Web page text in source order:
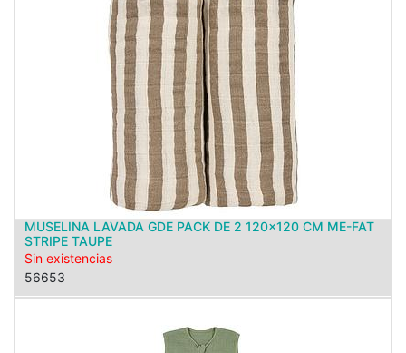
MUSELINA LAVADA GDE PACK DE 2 120x120 CM ME-FAT
STRIPE TAUPE
Sin existencias
56653